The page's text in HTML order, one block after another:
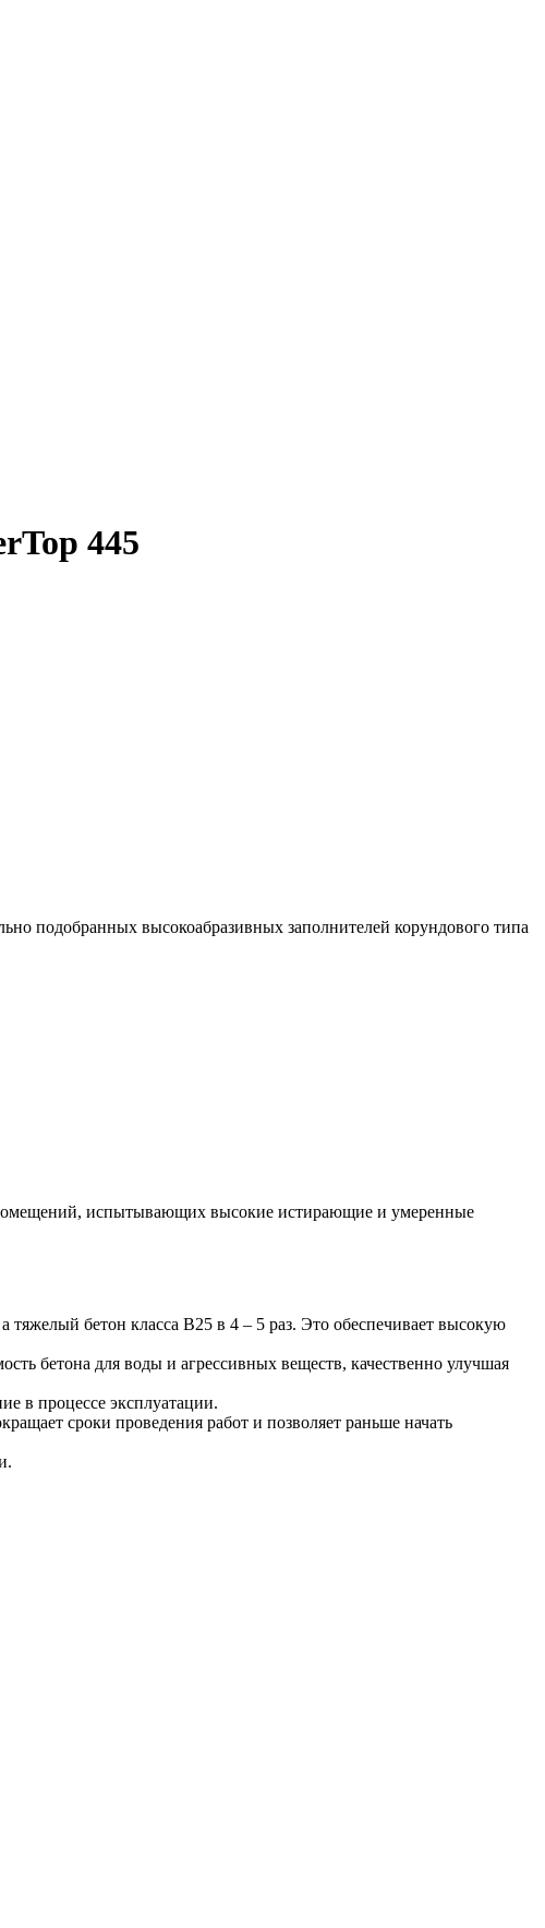
445
подобранных высокоабразивных заполнителей корундового типа
испытывающих высокие истирающие и умеренные
бетон класса В25 в 4 – 5 раз. Это обеспечивает высокую
бетона для воды и агрессивных веществ, качественно улучшая
в процессе эксплуатации.
сроки проведения работ и позволяет раньше начать